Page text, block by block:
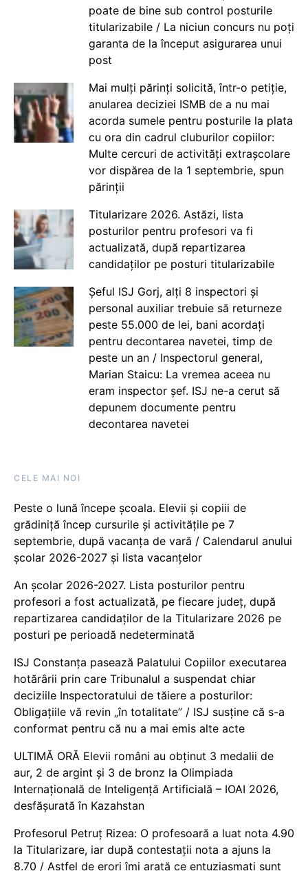
poate de bine sub control posturile
titularizabile / La niciun concurs nu poți
garanta de la început asigurarea unui
post
Mai mulți părinți solicită, într-o petiție,
anularea deciziei ISMB de a nu mai
acorda sumele pentru posturile la plata
cu ora din cadrul cluburilor copiilor:
Multe cercuri de activități extrașcolare
vor dispărea de la 1 septembrie, spun
părinții
Titularizare 2026. Astăzi, lista
posturilor pentru profesori va fi
actualizată, după repartizarea
candidaților pe posturi titularizabile
Șeful ISJ Gorj, alți 8 inspectori și
personal auxiliar trebuie să returneze
peste 55.000 de lei, bani acordați
pentru decontarea navetei, timp de
peste un an / Inspectorul general,
Marian Staicu: La vremea aceea nu
eram inspector șef. ISJ ne-a cerut să
depunem documente pentru
decontarea navetei
CELE MAI NOI
Peste o lună începe școala. Elevii și copiii de
grădiniță încep cursurile și activitățile pe 7
septembrie, după vacanța de vară / Calendarul anului
școlar 2026-2027 și lista vacanțelor
An școlar 2026-2027. Lista posturilor pentru
profesori a fost actualizată, pe fiecare județ, după
repartizarea candidaților de la Titularizare 2026 pe
posturi pe perioadă nedeterminată
ISJ Constanța pasează Palatului Copiilor executarea
hotărârii prin care Tribunalul a suspendat chiar
deciziile Inspectoratului de tăiere a posturilor:
Obligațiile vă revin „în totalitate” / ISJ susține că s-a
conformat pentru că nu a mai emis alte acte
ULTIMĂ ORĂ Elevii români au obținut 3 medalii de
aur, 2 de argint și 3 de bronz la Olimpiada
Internațională de Inteligență Artificială – IOAI 2026,
desfășurată în Kazahstan
Profesorul Petruț Rizea: O profesoară a luat nota 4.90
la Titularizare, iar după contestații nota a ajuns la
8.70 / Astfel de erori îmi arată ce entuziasmați sunt